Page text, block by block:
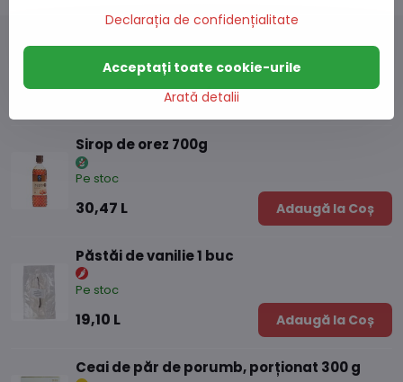
Produse alternative
Sirop de orez 700g
Pe stoc
30,47 L Adaugă la Coș
Păstăi de vanilie 1 buc
Pe stoc
19,10 L Adaugă la Coș
Ceai de păr de porumb, porționat 300 g
Declarația de confidențialitate
Arată detalii
Acceptați toate cookie-urile